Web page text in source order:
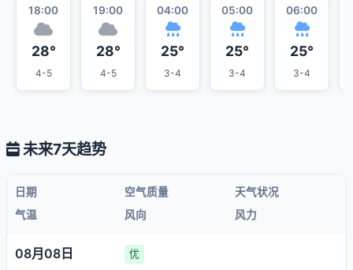
18:00
28°
4-5
19:00
28°
4-5
04:00
25°
3-4
05:00
25°
3-4
06:00
25°
3-4
未来7天趋势
日期 空气质量
天气状况
气温
风向 风力
08月08日 优